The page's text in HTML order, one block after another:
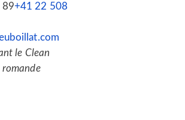
89+41 22 508
le Clean
romande